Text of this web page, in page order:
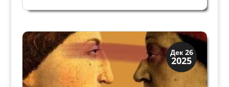
Победа Федерико Монтефельтро в 1462 году в
экспансионистские цели...
Дек 26
2025
Династии
Заговоры и войны